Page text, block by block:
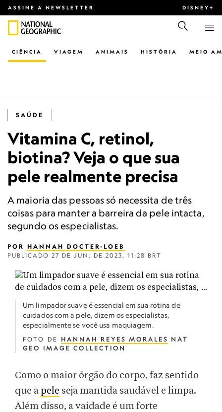
ASSINE A NEWSLETTER DISNEY+
CIÊNCIA VIAGEM ANIMAIS HISTÓRIA MEIO
SAÚDE
Vitamina C, retinol,
biotina? Veja o que sua
pele realmente precisa
A maioria das pessoas só necessita de três
coisas para manter a barreira da pele intacta,
segundo os especialistas.
POR HANNAH DOCTER-LOEB
PUBLICADO 27 DE JUN. DE 2023, 11:28 BRT
Um limpador suave é essencial em sua rotina de
cuidados com a pele, dizem os especialistas,
especialmente se você usa maquiagem.
FOTO DE HANNAH REYES MORALES NAT
GEO IMAGE COLLECTION
Como o maior órgão do corpo, faz sentido
que a pele seja mantida saudável e limpa.
Além disso, a vaidade é um forte